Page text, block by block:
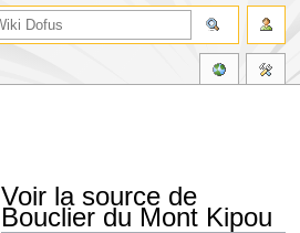
Voir la source de
Bouclier du Mont Kipou